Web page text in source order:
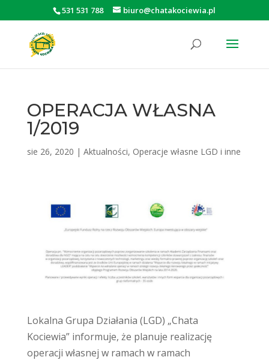
Otwórz pasek narzędzi
531 531 788 biuro@chatakociewia.pl
OPERACJA WŁASNA
1/2019
sie 26, 2020 | Aktualności, Operacje własne LGD i inne
Lokalna Grupa Działania (LGD) „Chata
Kociewia” informuje, że planuje realizację
operacji własnej w ramach w ramach